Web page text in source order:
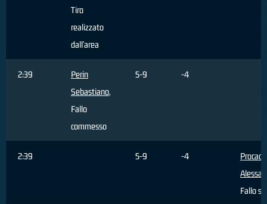
Tiro
realizzato
dall'area
2:39
Perin
Sebastiano,
Fallo
commesso
5-9 -4
2:39 5-9 -4
Procacci
Fallo